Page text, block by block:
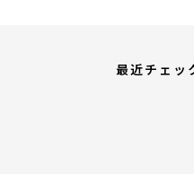
最近チェッ